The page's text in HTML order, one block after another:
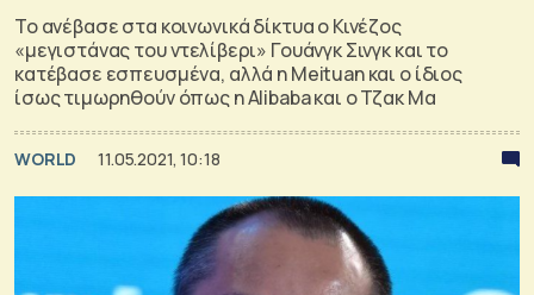
Το ανέβασε στα κοινωνικά δίκτυα ο Κινέζος
«μεγιστάνας του ντελίβερι» Γουάνγκ Σινγκ και το
κατέβασε εσπευσμένα, αλλά η Meituan και ο ίδιος
ίσως τιμωρηθούν όπως η Alibaba και ο Τζακ Μα
WORLD 11.05.2021, 10:18